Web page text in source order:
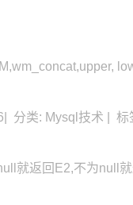
分类: Mysql技术 | 标
就返回E2,不为null